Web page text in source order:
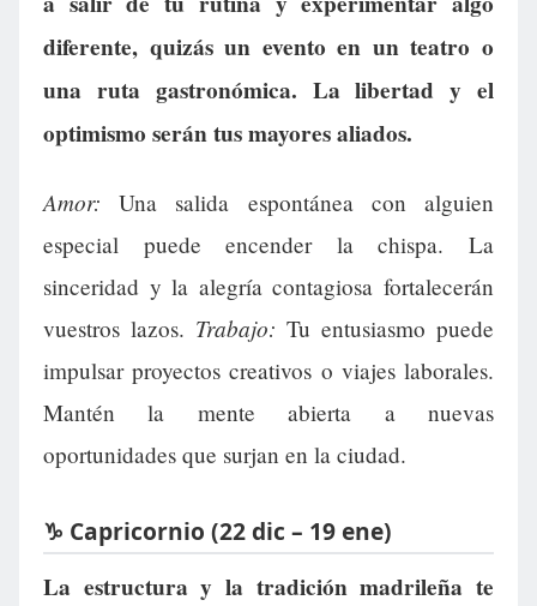
diferente, quizás un evento en un teatro o
una ruta gastronómica. La libertad y el
optimismo serán tus mayores aliados.
Amor: Una salida espontánea con alguien
especial puede encender la chispa. La
sinceridad y la alegría contagiosa fortalecerán
vuestros lazos. Trabajo: Tu entusiasmo puede
impulsar proyectos creativos o viajes laborales.
Mantén la mente abierta a nuevas
oportunidades que surjan en la ciudad.
♑ Capricornio (22 dic – 19 ene)
La estructura y la tradición madrileña te